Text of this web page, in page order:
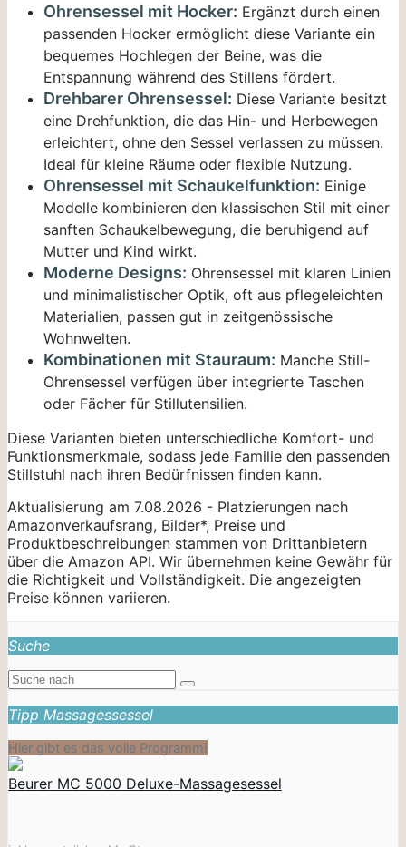
Ohrensessel mit Hocker: Ergänzt durch einen
passenden Hocker ermöglicht diese Variante ein
bequemes Hochlegen der Beine, was die
Entspannung während des Stillens fördert.
Drehbarer Ohrensessel: Diese Variante besitzt
eine Drehfunktion, die das Hin- und Herbewegen
erleichtert, ohne den Sessel verlassen zu müssen.
Ideal für kleine Räume oder flexible Nutzung.
Ohrensessel mit Schaukelfunktion: Einige
Modelle kombinieren den klassischen Stil mit einer
sanften Schaukelbewegung, die beruhigend auf
Mutter und Kind wirkt.
Moderne Designs: Ohrensessel mit klaren Linien
und minimalistischer Optik, oft aus pflegeleichten
Materialien, passen gut in zeitgenössische
Wohnwelten.
Kombinationen mit Stauraum: Manche Still-
Ohrensessel verfügen über integrierte Taschen
oder Fächer für Stillutensilien.
Diese Varianten bieten unterschiedliche Komfort- und
Funktionsmerkmale, sodass jede Familie den passenden
Stillstuhl nach ihren Bedürfnissen finden kann.
Aktualisierung am 7.08.2026 - Platzierungen nach
Amazonverkaufsrang, Bilder*, Preise und
Produktbeschreibungen stammen von Drittanbietern
über die Amazon API. Wir übernehmen keine Gewähr für
die Richtigkeit und Vollständigkeit. Die angezeigten
Preise können variieren.
Suche
Tipp Massagessessel
Hier gibt es das volle Programm!
Beurer MC 5000 Deluxe-Massagesessel